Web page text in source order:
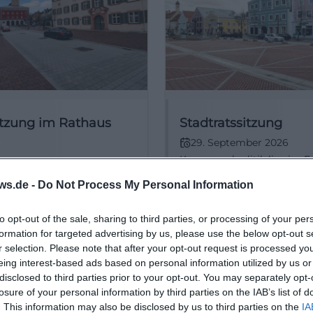
- Do Not Process My Personal Information
opt-out of the sale, sharing to third parties, or processing of your
for targeted advertising by us, please use the below opt-out
selection. Please note that after your opt-out request is processed
interest-based ads based on personal information utilized by us
to third parties prior to your opt-out. You may separately
of your personal information by third parties on the IAB’s list of
This information may also be disclosed by us to third parties on the
im Rathaus
2026
ganz nah: Die
in Erding bringt
21.09.2026 um 17:45
frei. #Erding
Veranstaltungen Kostenlos
Stadtratssitzung
29. September 2026
Kommunalpolitik live im
Stadtratssitzung am
Einblicke, echte
#Erding
Sonstige Veranstaltungen